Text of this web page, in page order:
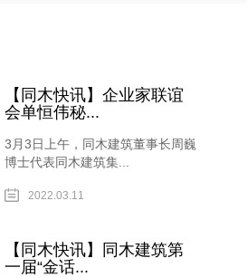
【同木快讯】企业家联谊
会单恒伟秘...
3月3日上午，同木建筑董事长周巍
博士代表同木建筑集...
2022.03.11
【同木快讯】同木建筑第
一届“金话...